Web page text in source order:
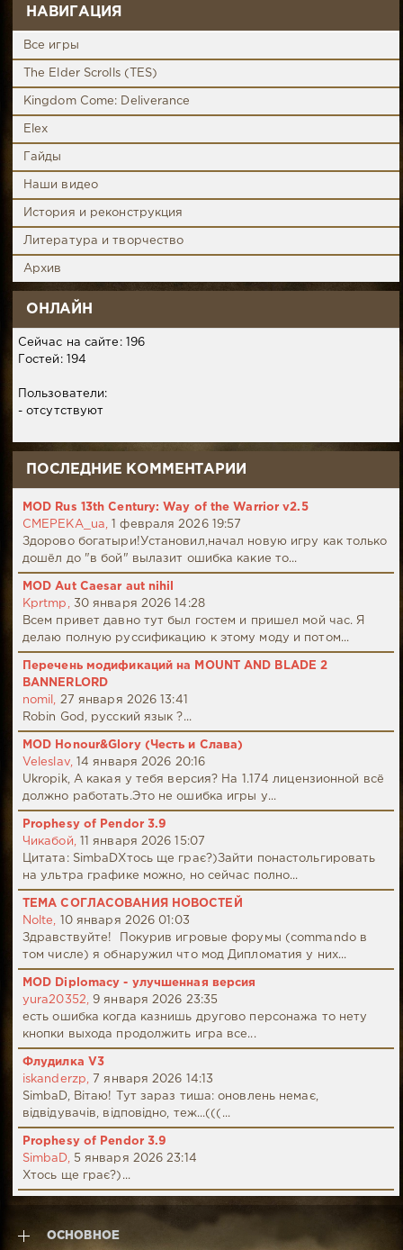
НАВИГАЦИЯ
Все игры
The Elder Scrolls (TES)
Kingdom Come: Deliverance
Elex
Гайды
Наши видео
История и реконструкция
Литература и творчество
Архив
ОНЛАЙН
Сейчас на сайте: 196
Гостей: 194
Пользователи:
- отсутствуют
ПОСЛЕДНИЕ КОММЕНТАРИИ
MOD Rus 13th Century: Way of the Warrior v2.5
CMEPEKA_ua,
1 февраля 2026 19:57
Здорово богатыри!Установил,начал новую игру как только
дошёл до "в бой" вылазит ошибка какие то...
MOD Aut Caesar aut nihil
Kprtmp,
30 января 2026 14:28
Всем привет давно тут был гостем и пришел мой час. Я
делаю полную руссификацию к этому моду и потом...
Перечень модификаций на MOUNT AND BLADE 2
BANNERLORD
nomil,
27 января 2026 13:41
Robin God, русский язык ?...
MOD Honour&Glory (Честь и Слава)
Veleslav,
14 января 2026 20:16
Ukropik, А какая у тебя версия? На 1.174 лицензионной всё
должно работать.Это не ошибка игры у...
Prophesy of Pendor 3.9
Чикабой,
11 января 2026 15:07
Цитата: SimbaDХтось ще грає?)Зайти понастольгировать
на ультра графике можно, но сейчас полно...
ТЕМА СОГЛАСОВАНИЯ НОВОСТЕЙ
Nolte,
10 января 2026 01:03
Здравствуйте! Покурив игровые форумы (commando в
том числе) я обнаружил что мод Дипломатия у них...
MOD Diplomacy - улучшенная версия
yura20352,
9 января 2026 23:35
есть ошибка когда казнишь другово персонажа то нету
кнопки выхода продолжить игра все...
Флудилка V3
iskanderzp,
7 января 2026 14:13
SimbaD, Вітаю! Тут зараз тиша: оновлень немає,
відвідувачів, відповідно, теж...(((...
Prophesy of Pendor 3.9
SimbaD,
5 января 2026 23:14
Хтось ще грає?)...
ОСНОВНОЕ